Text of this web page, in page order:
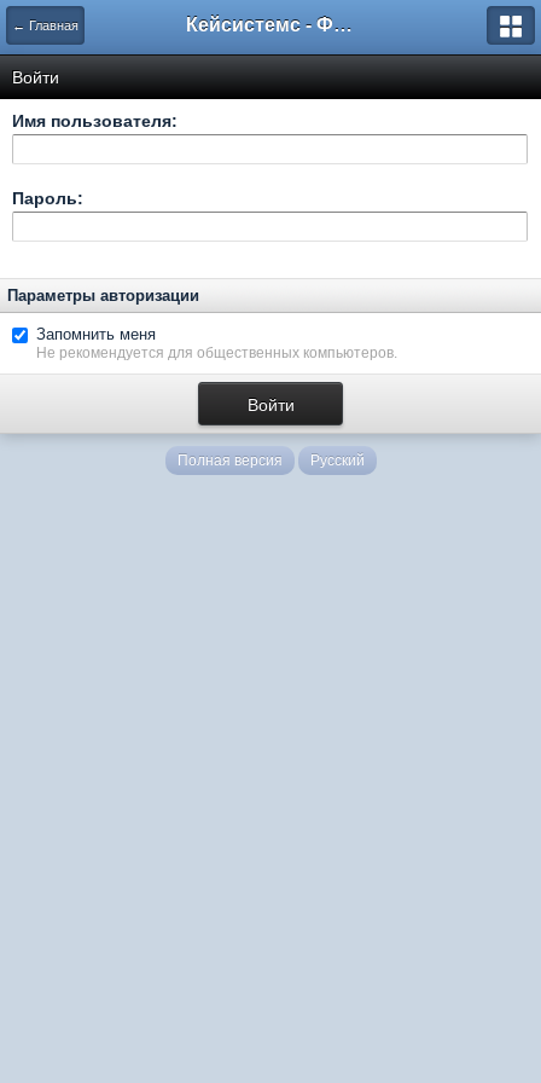
← Главная Кейсистемс - Форумы
Войти
Имя пользователя:
Пароль:
Параметры авторизации
Запомнить меня
Не рекомендуется для общественных компьютеров.
Полная версия Русский